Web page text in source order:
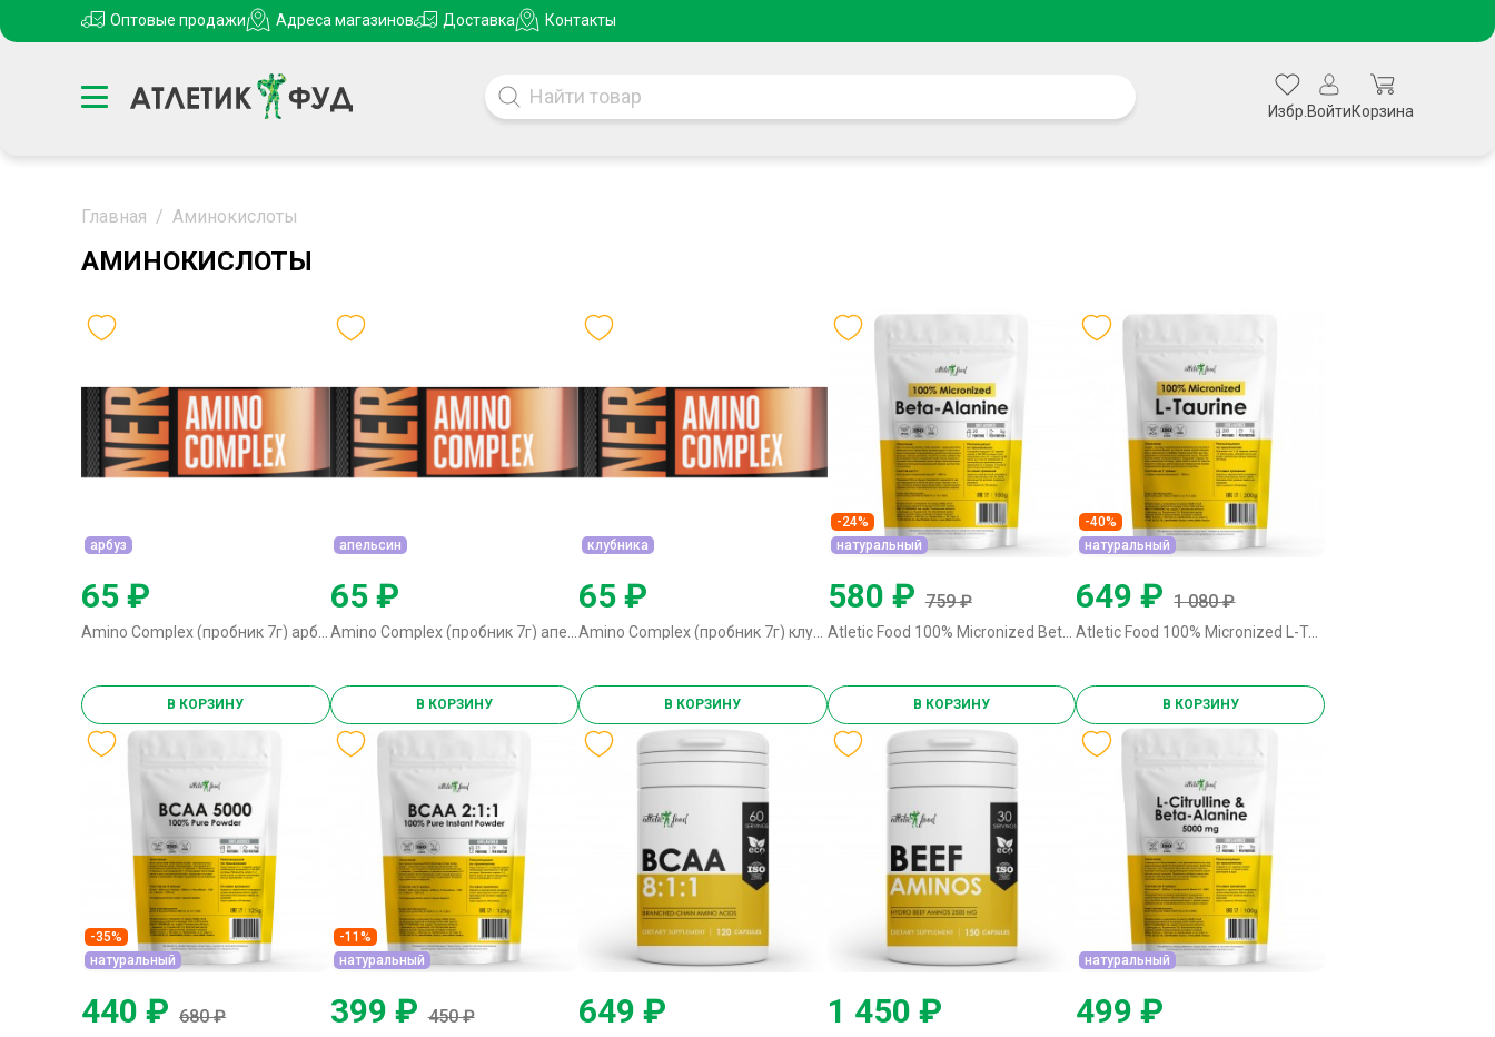
Оптовые продажи Адреса магазинов Доставка Контакты
Избр. ВойтиКорзина
Главная / Аминокислоты
АМИНОКИСЛОТЫ
арбуз
65 ₽
В КОРЗИНУ
апельсин
65 ₽
В КОРЗИНУ
клубника
65 ₽
В КОРЗИНУ
-24%
натуральный
580 ₽ 759 ₽
Atletic Food 100% Micronized Beta-Alanine - 100 грамм натуральный
В КОРЗИНУ
-40%
натуральный
649 ₽ 1 080 ₽
Atletic Food 100% Micronized L-Taurine 1000 mg - 200 грамм натуральный
В КОРЗИНУ
-35%
натуральный
440 ₽ 680 ₽
-11%
натуральный
399 ₽ 450 ₽ 649 ₽ 1 450 ₽
натуральный
499 ₽